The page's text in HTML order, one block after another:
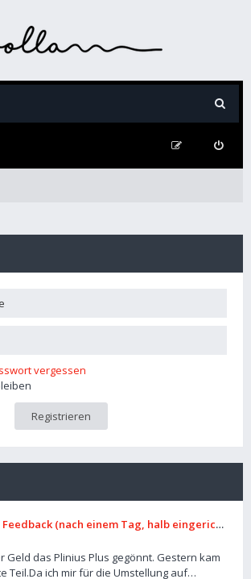
vergessen
Registrieren
(nach einem Tag, halb eingerichtet)
Geld das Plinius Plus gegönnt. Gestern kam
Teil.Da ich mir für die Umstellung auf…